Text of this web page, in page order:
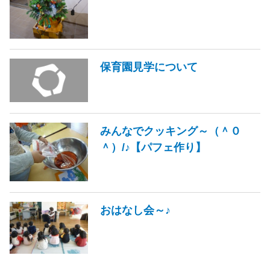
保育園見学について
みんなでクッキング～（＾０
＾）/♪【パフェ作り】
おはなし会～♪